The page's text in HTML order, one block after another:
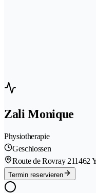
Zali Monique
Physiotherapie
Geschlossen
Route de Rovray 211462
Termin reservieren